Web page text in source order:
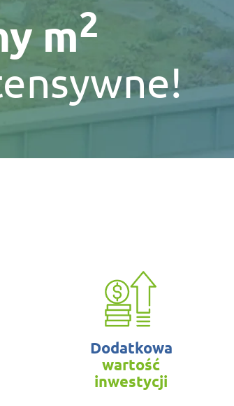
m2
Dodatkowa
wartość
inwestycji